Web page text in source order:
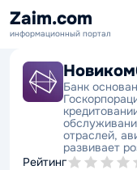
Zaim.com
информационный портал
Банк
отраслей,
развивает
Рейтинг